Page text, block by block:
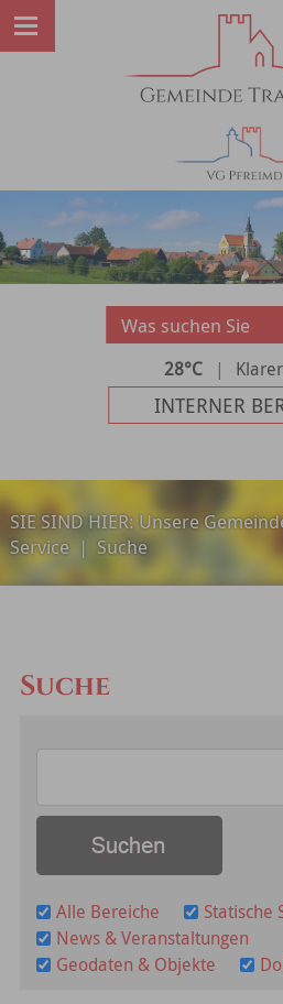
28°C |
INTERNER
SIE SIND HIER:Unsere
Service | Suche
Suche
Alle Bereiche
Statische
News & Veranstaltungen
Geodaten & Objekte